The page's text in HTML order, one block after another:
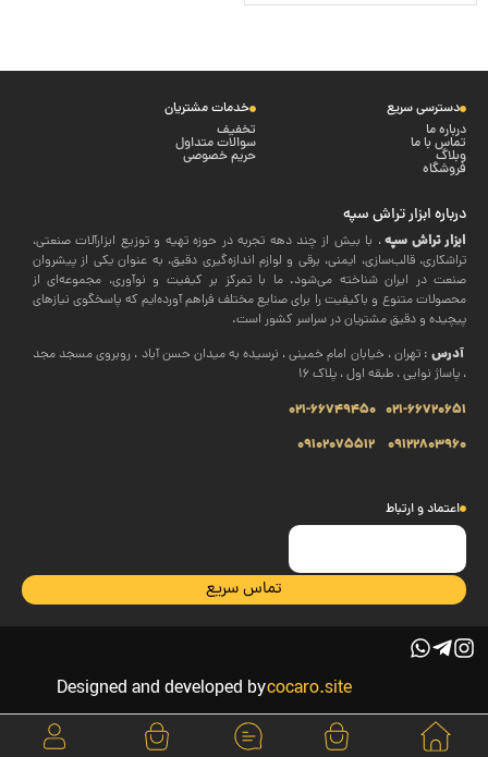
دسترسی سریع
درباره ما
تماس با ما
وبلاگ
فروشگاه
خدمات مشتریان
تخفیف
سوالات متداول
حریم خصوصی
درباره ابزار تراش سپه
ابزار تراش سپه، با بیش از چند دهه تجربه در حوزه تهیه و توزیع ابزارآلات صنعتی،
تراشکاری، قالب‌سازی، ایمنی، برقی و لوازم اندازه‌گیری دقیق، به عنوان یکی از پیشروان
صنعت در ایران شناخته می‌شود. ما با تمرکز بر کیفیت و نوآوری، مجموعه‌ای از
محصولات متنوع و باکیفیت را برای صنایع مختلف فراهم آورده‌ایم که پاسخگوی نیازهای
پیچیده و دقیق مشتریان در سراسر کشور است.
آدرس : تهران ، خیابان امام خمینی ، نرسیده به میدان حسن آباد ، روبروی مسجد مجد
، پاساژ نوایی ، طبقه اول ، پلاک 16
021-66720651
021-66749450
09122803960
09102075512
اعتماد و ارتباط
تماس سریع
Designed and developed bycocaro.site